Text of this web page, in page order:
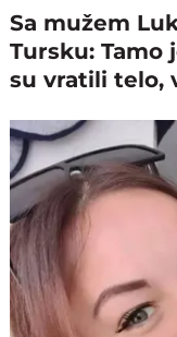
Sa mužem
Tursku: Tamo
su vratili telo,